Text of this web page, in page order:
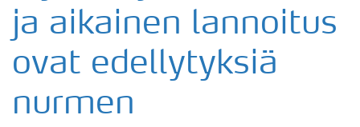
ja aikainen lannoitus
ovat edellytyksiä
nurmen